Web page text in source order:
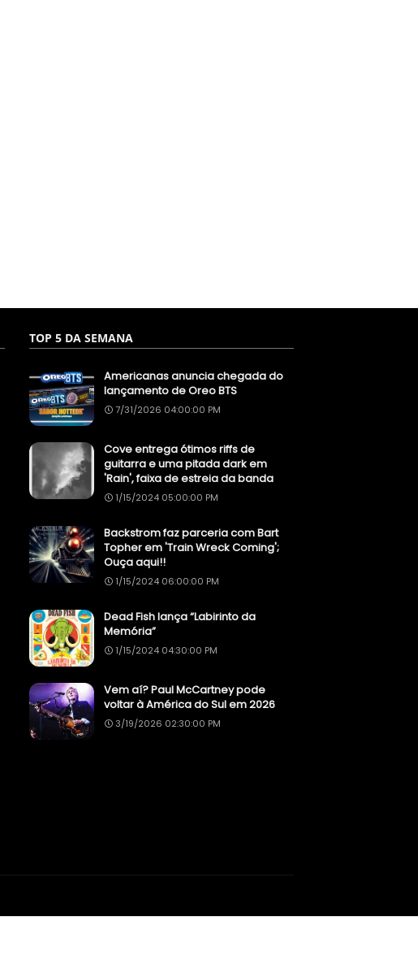
TOP 5 DA SEMANA
Americanas anuncia chegada do
lançamento de Oreo BTS
7/31/2026 04:00:00 PM
Cove entrega ótimos riffs de
guitarra e uma pitada dark em
'Rain', faixa de estreia da banda
1/15/2024 05:00:00 PM
Backstrom faz parceria com Bart
Topher em 'Train Wreck Coming';
Ouça aqui!!
1/15/2024 06:00:00 PM
Dead Fish lança “Labirinto da
Memória”
1/15/2024 04:30:00 PM
Vem aí? Paul McCartney pode
voltar à América do Sul em 2026
3/19/2026 02:30:00 PM